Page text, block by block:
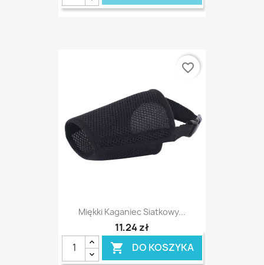
Miękki Kaganiec Siatkowy...
11,24 zł
 DO KOSZYKA
favorite_border